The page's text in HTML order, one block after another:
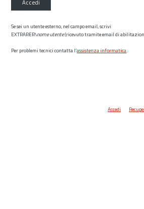
Accedi
Se sei un utente esterno, nel campo email, scrivi
EXTRARER\nome utente(ricevuto tramite email di
Per problemi tecnici contatta l’assistenza informatica.
Accedi